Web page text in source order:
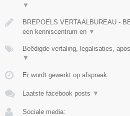
▼
BREPOELS VERTAALBUREAU -
een kenniscentrum en ▼
Beëdigde vertaling, legalisaties,
▼
Er wordt gewerkt op afspraak.
Laatste facebook posts ▼
Sociale media: